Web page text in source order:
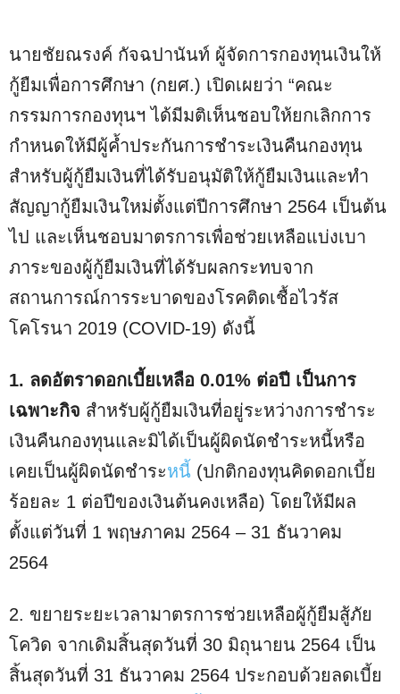
นายชัยณรงค์ กัจฉปานันท์ ผู้จัดการกองทุนเงินให้
กู้ยืมเพื่อการศึกษา (กยศ.) เปิดเผยว่า “คณะ
กรรมการกองทุนฯ ได้มีมติเห็นชอบให้ยกเลิกการ
กำหนดให้มีผู้ค้ำประกันการชำระเงินคืนกองทุน
สำหรับผู้กู้ยืมเงินที่ได้รับอนุมัติให้กู้ยืมเงินและทำ
สัญญากู้ยืมเงินใหม่ตั้งแต่ปีการศึกษา 2564 เป็นต้น
ไป และเห็นชอบมาตรการเพื่อช่วยเหลือแบ่งเบา
ภาระของผู้กู้ยืมเงินที่ได้รับผลกระทบจาก
สถานการณ์การระบาดของโรคติดเชื้อไวรัส
โคโรนา 2019 (COVID-19) ดังนี้
1. ลดอัตราดอกเบี้ยเหลือ 0.01% ต่อปี เป็นการ
เฉพาะกิจ สำหรับผู้กู้ยืมเงินที่อยู่ระหว่างการชำระ
เงินคืนกองทุนและมิได้เป็นผู้ผิดนัดชำระหนี้หรือ
เคยเป็นผู้ผิดนัดชำระหนี้ (ปกติกองทุนคิดดอกเบี้ย
ร้อยละ 1 ต่อปีของเงินต้นคงเหลือ) โดยให้มีผล
ตั้งแต่วันที่ 1 พฤษภาคม 2564 – 31 ธันวาคม
2564
2. ขยายระยะเวลามาตรการช่วยเหลือผู้กู้ยืมสู้ภัย
โควิด จากเดิมสิ้นสุดวันที่ 30 มิถุนายน 2564 เป็น
สิ้นสุดวันที่ 31 ธันวาคม 2564 ประกอบด้วยลดเบี้ย